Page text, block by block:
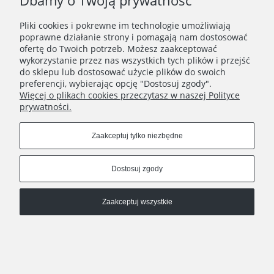
Pokaż pełną wersję strony
Sklep internetowy Shoplo.pl, powered byShoper.
Pliki cookies i pokrewne im technologie umożliwiają
poprawne działanie strony i pomagają nam dostosować
ofertę do Twoich potrzeb. Możesz zaakceptować
wykorzystanie przez nas wszystkich tych plików i przejść
do sklepu lub dostosować użycie plików do swoich
preferencji, wybierając opcję "Dostosuj zgody".
Więcej o plikach cookies przeczytasz w naszej Polityce
prywatności.
Zaakceptuj tylko niezbędne
Dostosuj zgody
Zaakceptuj wszystkie